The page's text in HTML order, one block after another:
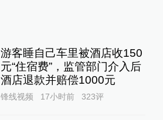
游客睡自己车里被酒店收150
元“住宿费”，监管部门介入后
酒店退款并赔偿1000元
锋线视频 17小时前 323评